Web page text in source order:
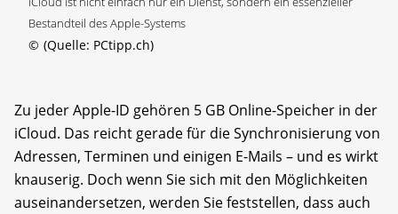
Bestandteil des Apple-Systems
© (Quelle: PCtipp.ch)
Zu jeder Apple-ID gehören 5 GB Online-Speicher in der
iCloud. Das reicht gerade für die Synchronisierung von
Adressen, Terminen und einigen E-Mails – und es wirkt
knauserig. Doch wenn Sie sich mit den Möglichkeiten
auseinandersetzen, werden Sie feststellen, dass auch